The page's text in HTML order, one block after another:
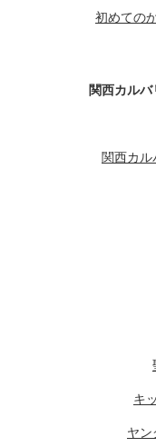
初めての
関西カル
関西カ
キ
ヤン